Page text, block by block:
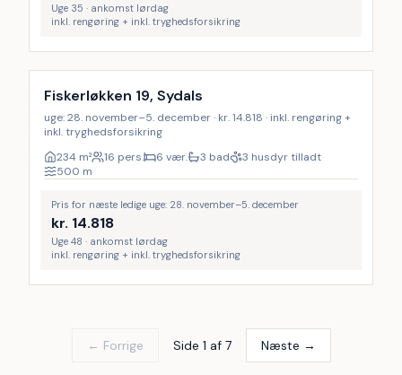
Uge 35 · ankomst lørdag
inkl. rengøring + inkl. tryghedsforsikring
Inkl. rengøring
Fiskerløkken 19, Sydals
uge: 28. november–5. december · kr. 14.818 · inkl. rengøring +
inkl. tryghedsforsikring
234 m² 16 pers. 6 vær. 3 bad
3 husdyr tilladt
500 m
Pris for næste ledige uge: 28. november–5. december
kr. 14.818
Uge 48 · ankomst lørdag
inkl. rengøring + inkl. tryghedsforsikring
← Forrige Side 1 af 7 Næste →